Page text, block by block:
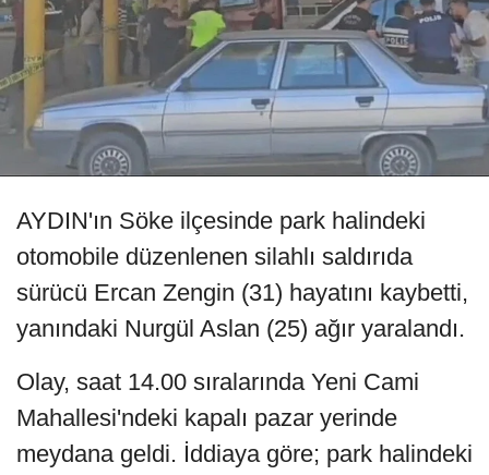
AYDIN'ın Söke ilçesinde park halindeki
otomobile düzenlenen silahlı saldırıda
sürücü Ercan Zengin (31) hayatını kaybetti,
yanındaki Nurgül Aslan (25) ağır yaralandı.
Olay, saat 14.00 sıralarında Yeni Cami
Mahallesi'ndeki kapalı pazar yerinde
meydana geldi. İddiaya göre; park halindeki